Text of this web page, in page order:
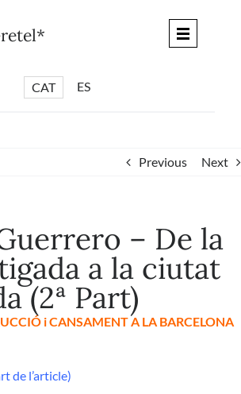
CAT ES
i GRETEL*
i GRETEL*
Previous Next
– De la
a la ciutat
(2ª Part)
i CANSAMENT A LA BARCELONA
de l’article)